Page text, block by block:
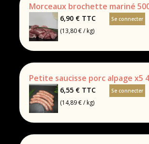
Morceaux brochette mariné
6,90 € TTC
(13,80 € / kg)
Se connecter
Petite saucisse porc alpage x5
6,55 € TTC
(14,89 € / kg)
Se connecter